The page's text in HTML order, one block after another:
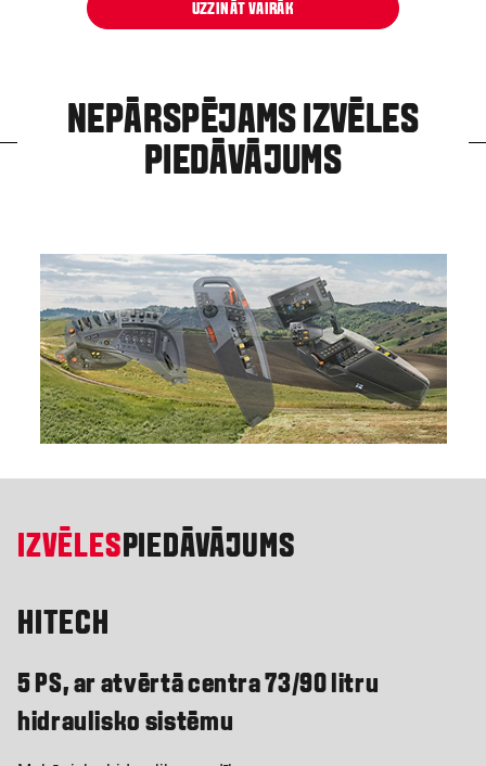
UZZINĀT VAIRĀK
NEPĀRSPĒJAMS IZVĒLES
PIEDĀVĀJUMS
IZVĒLESPIEDĀVĀJUMS
HITECH
5 PS, ar atvērtā centra 73/90 litru
hidraulisko sistēmu